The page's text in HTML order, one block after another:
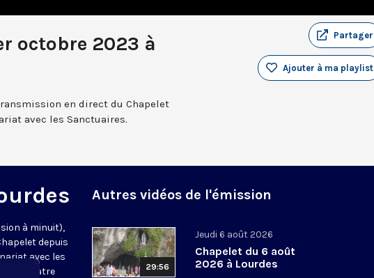
octobre 2023 à
Partager
Ajouter à ma playlist
en direct du Chapelet
avec les Sanctuaires.
à minuit),
depuis
avec les
des quatre
Autres vidéos de l'émission
29:56
Jeudi 6 août 2026
Chapelet du 6 août
2026 à Lourdes